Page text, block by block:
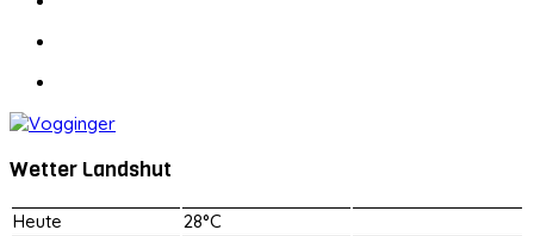
Wetter Landshut
Heute
28°C